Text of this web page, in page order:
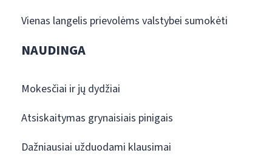
Vienas langelis prievolėms valstybei sumokėti
NAUDINGA
Mokesčiai ir jų dydžiai
Atsiskaitymas grynaisiais pinigais
Dažniausiai užduodami klausimai